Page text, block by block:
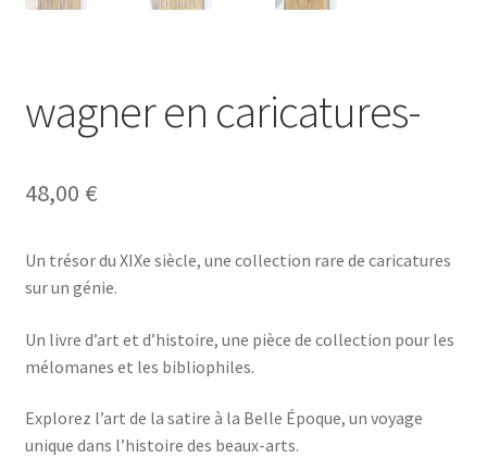
wagner en caricatures-
48,00 €
Un trésor du XIXe siècle, une collection rare de caricatures
sur un génie.
Un livre d’art et d’histoire, une pièce de collection pour les
mélomanes et les bibliophiles.
Explorez l’art de la satire à la Belle Époque, un voyage
unique dans l’histoire des beaux-arts.